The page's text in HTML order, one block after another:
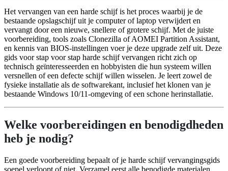
Het vervangen van een harde schijf is het proces waarbij je de
bestaande opslagschijf uit je computer of laptop verwijdert en
vervangt door een nieuwe, snellere of grotere schijf. Met de juiste
voorbereiding, tools zoals Clonezilla of AOMEI Partition Assistant,
en kennis van BIOS-instellingen voer je deze upgrade zelf uit. Deze
gids voor stap voor stap harde schijf vervangen richt zich op
technisch geïnteresseerden en hobbyisten die hun systeem willen
versnellen of een defecte schijf willen wisselen. Je leert zowel de
fysieke installatie als de softwarekant, inclusief het klonen van je
bestaande Windows 10/11-omgeving of een schone herinstallatie.
Welke voorbereidingen en benodigdheden
heb je nodig?
Een goede voorbereiding bepaalt of je harde schijf vervangingsgids
soepel verloopt of niet. Verzamel eerst alle benodigde materialen